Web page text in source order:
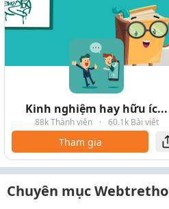
Kinh nghiệm hay hữu íc...
88k Thành viên · 60.1k Bài viết
Tham gia
Chuyên mục Webtretho